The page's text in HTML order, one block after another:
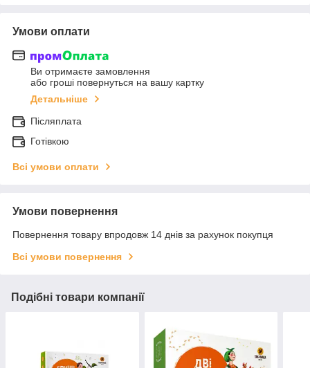
Умови оплати
Ви отримаєте замовлення
або гроші повернуться на вашу картку
Детальніше
Післяплата
Готівкою
Всі умови оплати
Умови повернення
Повернення товару впродовж 14 днів за рахунок покупця
Всі умови повернення
Подібні товари компанії